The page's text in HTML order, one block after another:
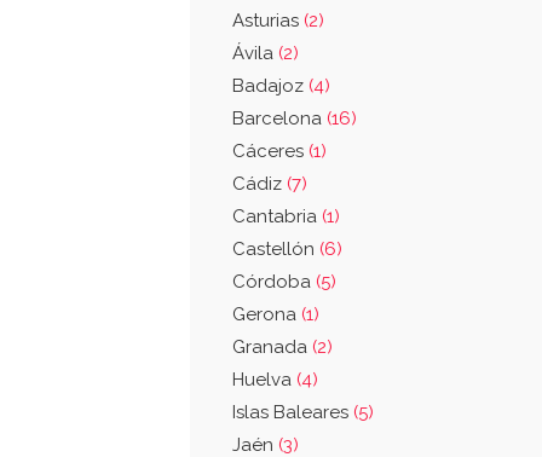
Asturias (2)
Ávila (2)
Badajoz (4)
Barcelona (16)
Cáceres (1)
Cádiz (7)
Cantabria (1)
Castellón (6)
Córdoba (5)
Gerona (1)
Granada (2)
Huelva (4)
Islas Baleares (5)
Jaén (3)